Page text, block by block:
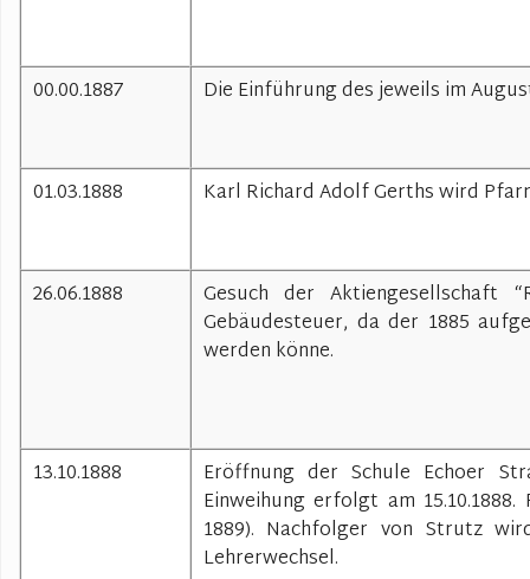
00.00.1887 Die Einführung des jeweils im
01.03.1888 Karl Richard Adolf Gerths wird
26.06.1888
Gesuch der Aktiengesellschaft
Gebäudesteuer, da der 1885
werden könne.
13.10.1888
Eröffnung der Schule Echoer
Einweihung erfolgt am
1889). Nachfolger von Strutz
Lehrerwechsel.